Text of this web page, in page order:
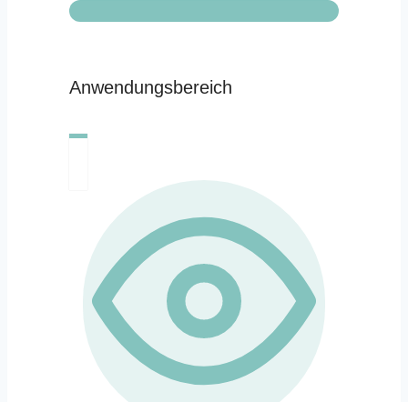
Anwendungsbereich